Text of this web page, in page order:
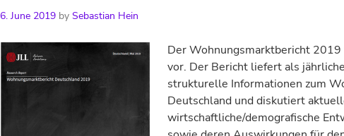
6. June 2019 by Sebastian Hein
Der Wohnungsmarktbericht
vor. Der Bericht liefert als
strukturelle Informationen zum
Deutschland und diskutiert
wirtschaftliche/demografische